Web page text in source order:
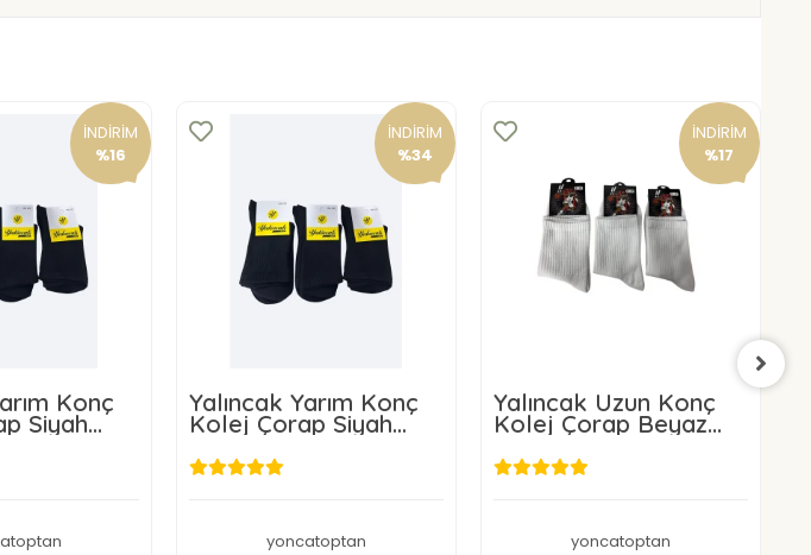
İNDİRİM
%16
Konç
Siyah
Desensiz
İNDİRİM
%34
Yalıncak Yarım Konç
Kolej Çorap Siyah
Renk 3 Adet Desensiz
Model
yoncatoptan
İNDİRİM
%17
Yalıncak Uzun Konç
Kolej Çorap Beyaz
Desensiz 12 Adet
yoncatoptan